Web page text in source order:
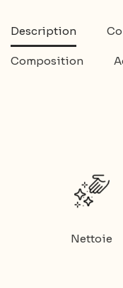
Description
Composition
Nettoie